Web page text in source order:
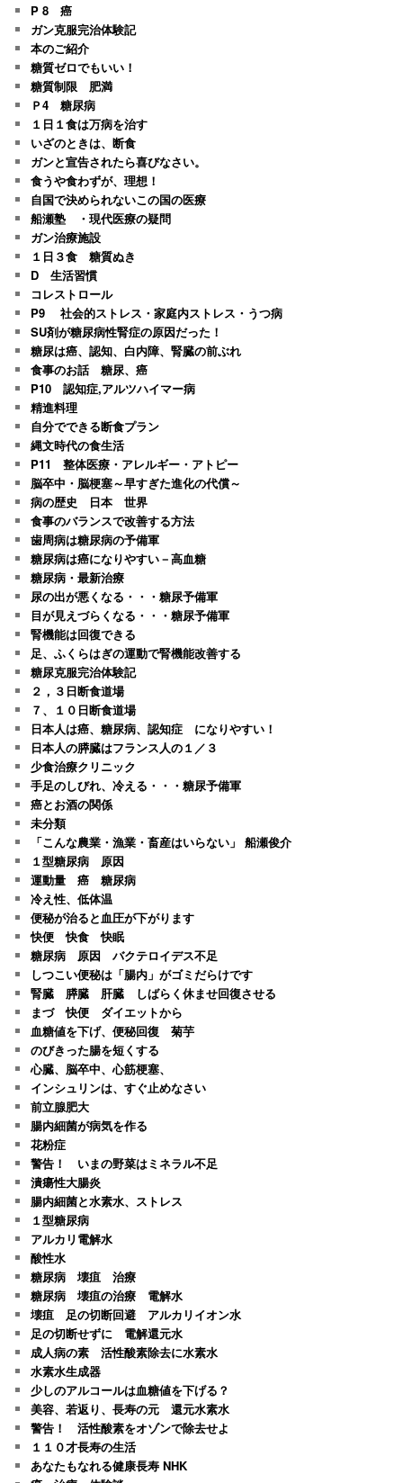
P 8 癌
ガン克服完治体験記
本のご紹介
糖質ゼロでもいい！
糖質制限 肥満
Ｐ4 糖尿病
１日１食は万病を治す
いざのときは、断食
ガンと宣告されたら喜びなさい。
食うや食わずが、理想！
自国で決められないこの国の医療
船瀬塾 ・現代医療の疑問
ガン治療施設
１日３食 糖質ぬき
D 生活習慣
コレストロール
P9 社会的ストレス・家庭内ストレス・うつ病
SU剤が糖尿病性腎症の原因だった！
糖尿は癌、認知、白内障、腎臓の前ぶれ
食事のお話 糖尿、癌
P10 認知症,アルツハイマー病
精進料理
自分でできる断食プラン
縄文時代の食生活
P11 整体医療・アレルギー・アトピー
脳卒中・脳梗塞～早すぎた進化の代償～
病の歴史 日本 世界
食事のバランスで改善する方法
歯周病は糖尿病の予備軍
糖尿病は癌になりやすい－高血糖
糖尿病・最新治療
尿の出が悪くなる・・・糖尿予備軍
目が見えづらくなる・・・糖尿予備軍
腎機能は回復できる
足、ふくらはぎの運動で腎機能改善する
糖尿克服完治体験記
２，３日断食道場
７、１０日断食道場
日本人は癌、糖尿病、認知症 になりやすい！
日本人の膵臓はフランス人の１／３
少食治療クリニック
手足のしびれ、冷える・・・糖尿予備軍
癌とお酒の関係
未分類
「こんな農業・漁業・畜産はいらない」 船瀬俊介
１型糖尿病 原因
運動量 癌 糖尿病
冷え性、低体温
便秘が治ると血圧が下がります
快便 快食 快眠
糖尿病 原因 バクテロイデス不足
しつこい便秘は「腸内」がゴミだらけです
腎臓 膵臓 肝臓 しばらく休ませ回復させる
まづ 快便 ダイエットから
血糖値を下げ、便秘回復 菊芋
のびきった腸を短くする
心臓、脳卒中、心筋梗塞、
インシュリンは、すぐ止めなさい
前立腺肥大
腸内細菌が病気を作る
花粉症
警告！ いまの野菜はミネラル不足
潰瘍性大腸炎
腸内細菌と水素水、ストレス
１型糖尿病
アルカリ電解水
酸性水
糖尿病 壊疽 治療
糖尿病 壊疽の治療 電解水
壊疽 足の切断回避 アルカリイオン水
足の切断せずに 電解還元水
成人病の素 活性酸素除去に水素水
水素水生成器
少しのアルコールは血糖値を下げる？
美容、若返り、長寿の元 還元水素水
警告！ 活性酸素をオゾンで除去せよ
１１０才長寿の生活
あなたもなれる健康長寿 NHK